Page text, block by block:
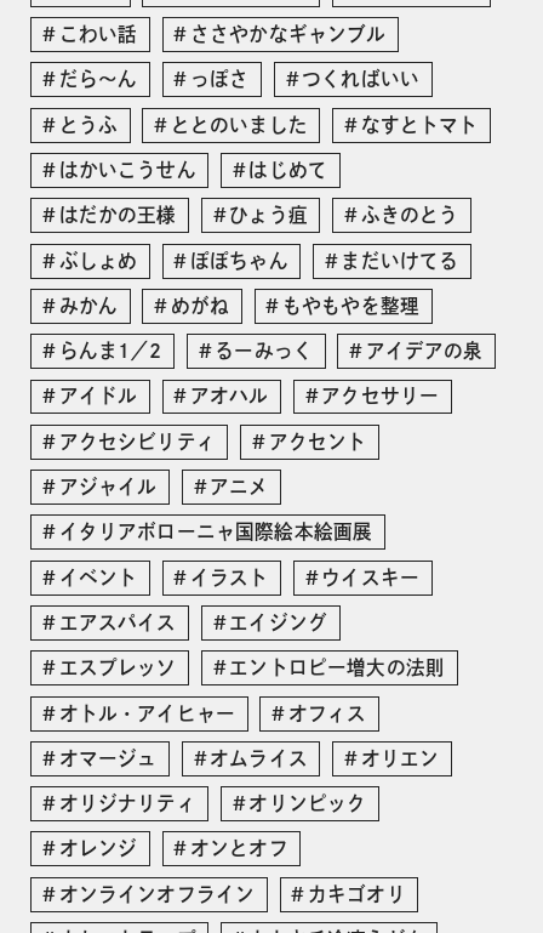
こわい話 ささやかなギャンブル
だら〜ん っぽさ つくればいい
とうふ ととのいました なすとトマト
はかいこうせん はじめて
はだかの王様 ひょう疽 ふきのとう
ぶしょめ ぽぽちゃん まだいけてる
みかん めがね もやもやを整理
らんま1／2 るーみっく アイデアの泉
アイドル アオハル アクセサリー
アクセシビリティ アクセント
アジャイル アニメ
イタリアボローニャ国際絵本絵画展
イベント イラスト ウイスキー
エアスパイス エイジング
エスプレッソ エントロピー増大の法則
オトル・アイヒャー オフィス
オマージュ オムライス オリエン
オリジナリティ オリンピック
オレンジ オンとオフ
オンラインオフライン カキゴオリ